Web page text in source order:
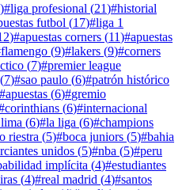
)#liga profesional (21)#historial
futbol (17)#liga 1
)#apuestas corners (11)#apuestas
flamengo (9)#lakers (9)#corners
(7)#premier league
(7)#sao paulo (6)#patrón histórico
#apuestas (6)#gremio
corinthians (6)#internacional
(6)#la liga (6)#champions
riestra (5)#boca juniors (5)#bahia
unidos (5)#nba (5)#peru
implícita (4)#estudiantes
(4)#real madrid (4)#santos